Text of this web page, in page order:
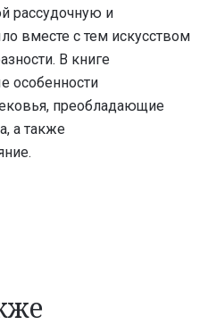
рассудочную и
вместе с тем искусством
В книге
особенности
преобладающие
а также